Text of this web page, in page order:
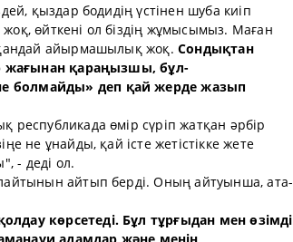
қыздар бодидің үстінен шуба киіп
өйткені ол біздің жұмысымыз. Маған
айырмашылық жоқ.Сондықтан
жағынан қараңызшы, бұл-
болмайды» деп қай жерде жазып
республикада өмір сүріп жатқан әрбір
не ұнайды, қай істе жетістікке жете
- деді ол.
айтып берді. Оның айтуынша, ата-
көрсетеді. Бұл тұрғыдан мен өзімді